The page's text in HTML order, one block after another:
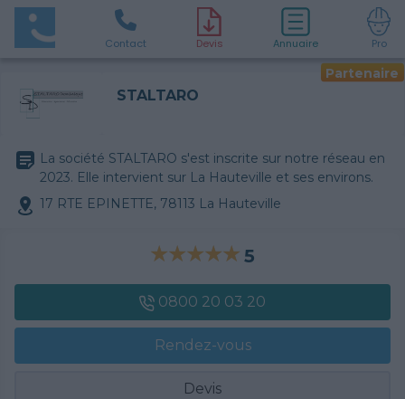
Contact Devis Annuaire Pro
Partenaire
STALTARO
La société STALTARO s'est inscrite sur notre réseau en
2023. Elle intervient sur La Hauteville et ses environs.
17 RTE EPINETTE, 78113 La Hauteville
5
0800 20 03 20
Rendez-vous
Devis